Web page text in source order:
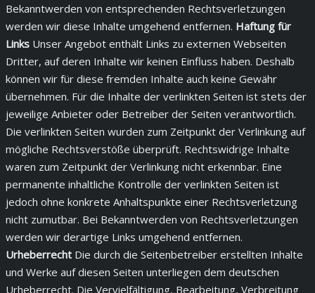
Bekanntwerden von entsprechenden Rechtsverletzungen
werden wir diese Inhalte umgehend entfernen. Haftung für
Links Unser Angebot enthält Links zu externen Webseiten
Dritter, auf deren Inhalte wir keinen Einfluss haben. Deshalb
können wir für diese fremden Inhalte auch keine Gewähr
übernehmen. Für die Inhalte der verlinkten Seiten ist stets der
jeweilige Anbieter oder Betreiber der Seiten verantwortlich.
Die verlinkten Seiten wurden zum Zeitpunkt der Verlinkung auf
mögliche Rechtsverstöße überprüft. Rechtswidrige Inhalte
waren zum Zeitpunkt der Verlinkung nicht erkennbar. Eine
permanente inhaltliche Kontrolle der verlinkten Seiten ist
jedoch ohne konkrete Anhaltspunkte einer Rechtsverletzung
nicht zumutbar. Bei Bekanntwerden von Rechtsverletzungen
werden wir derartige Links umgehend entfernen.
Urheberrecht Die durch die Seitenbetreiber erstellten Inhalte
und Werke auf diesen Seiten unterliegen dem deutschen
Urheberrecht. Die Vervielfältigung, Bearbeitung, Verbreitung